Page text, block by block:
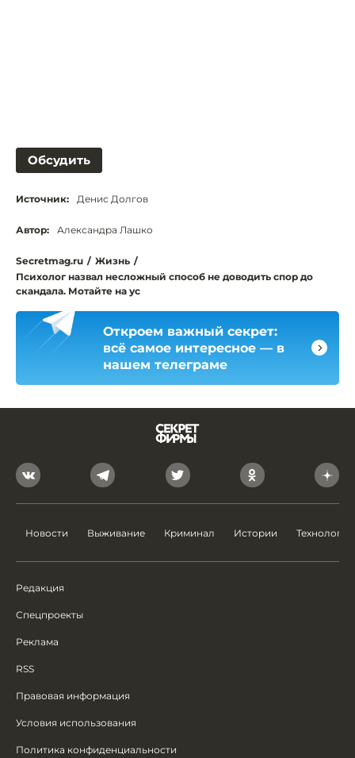
Обсудить
Источник: Денис Долгов
Автор: Александра Лашко
Secretmag.ru / Жизнь /
Психолог назвал несложный способ не доводить спор до
скандала. Мотайте на ус
Откроем важный секрет:
всё самое интересное — в
нашем телеграме
Новости Выживание Криминал Истории Технологии
Редакция
Спецпроекты
Реклама
RSS
Правовая информация
Условия использования
Политика конфиденциальности